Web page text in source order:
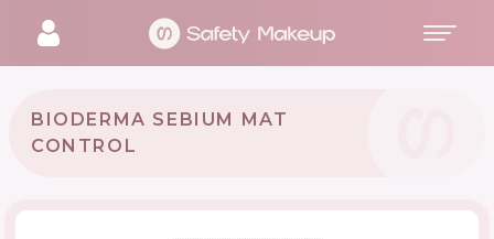
BIODERMA SEBIUM MAT
CONTROL